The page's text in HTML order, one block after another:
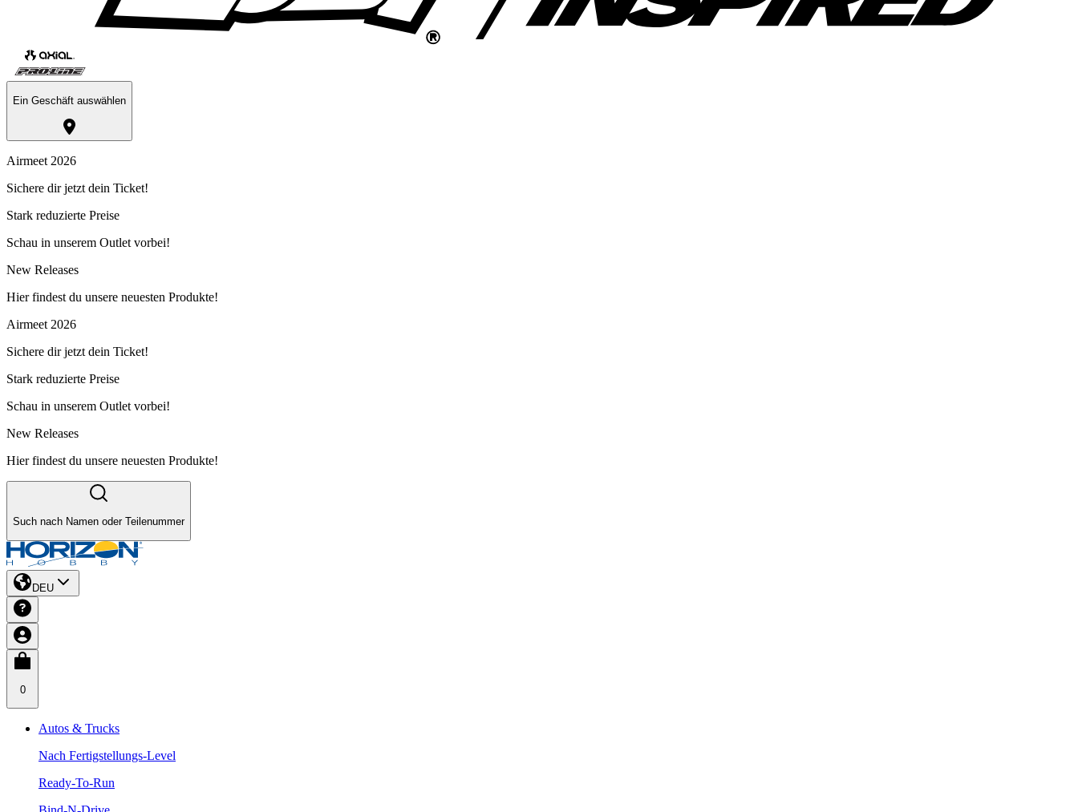
Ein Geschäft auswählen
Airmeet 2026
Sichere dir jetzt dein Ticket!
Stark reduzierte Preise
Schau in unserem Outlet vorbei!
New Releases
Hier findest du unsere neuesten Produkte!
Airmeet 2026
Sichere dir jetzt dein Ticket!
Stark reduzierte Preise
Schau in unserem Outlet vorbei!
New Releases
Hier findest du unsere neuesten Produkte!
Such nach Namen oder Teilenummer
DEU
0
Autos & Trucks
Nach Fertigstellungs-Level
Ready-To-Run